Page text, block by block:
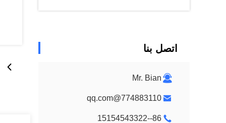
اتصل بنا
Mr. Bian
774883110@qq.com
86--15154543322